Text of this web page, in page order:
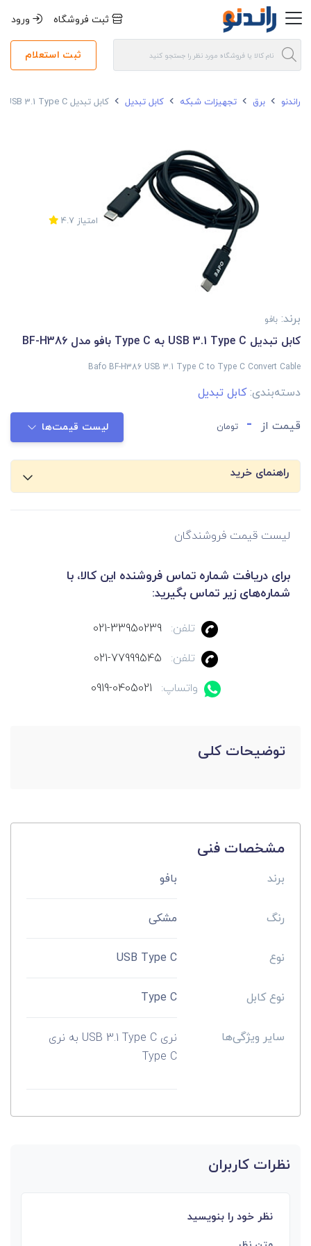
ثبت فروشگاه ورود
ثبت استعلام
راندنو برق تجهیزات شبکه کابل تبدیل کابل تبدیل USB 3.1 Type C به Type C بافو مدل BF-H386
امتیاز 4.7
برند: بافو
کابل تبدیل USB 3.1 Type C به Type C بافو مدل BF-H386
Bafo BF-H386 USB 3.1 Type C to Type C Convert Cable
دسته‌بندی:کابل تبدیل
قیمت از - تومان لیست قیمت‌ها
راهنمای خرید
لیست قیمت فروشندگان
برای دریافت شماره تماس فروشنده این کالا، با
شماره‌های زیر تماس بگیرید:
تلفن:
021-33950239
تلفن:
021-77999545
واتساپ:
0919-0405021
توضیحات کلی
مشخصات فنی
برند بافو
رنگ مشکی
نوع USB Type C
نوع کابل Type C
سایر ویژگی‌ها
نری USB 3.1 Type C به نری
Type C
نظرات کاربران
نظر خود را بنویسید